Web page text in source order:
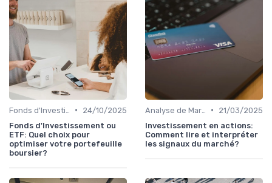
•
24/10/2025
Fonds d'Investissement ou
ETF: Quel choix pour
optimiser votre portefeuille
boursier?
•
21/03/2025
Investissement en actions:
Comment lire et interpréter
les signaux du marché?